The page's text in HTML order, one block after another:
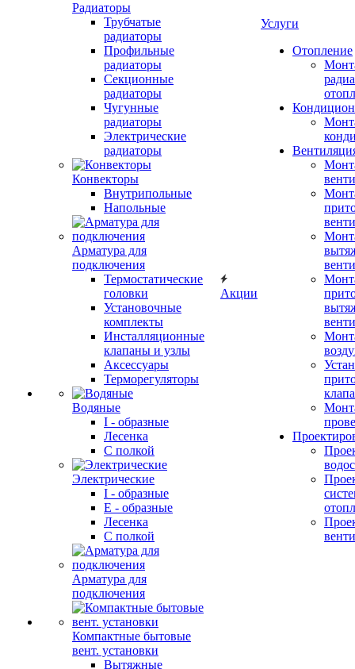
Радиаторы
Трубчатые
радиаторы
Профильные
радиаторы
Секционные
радиаторы
Чугунные
радиаторы
Электрические
радиаторы
Конвекторы
Внутрипольные
Напольные
Арматура для
подключения
Термостатические
головки
Установочные
комплекты
Инсталляционные
клапаны и узлы
Аксессуары
Терморегуляторы
Водяные
I - образные
Лесенка
С полкой
Электрические
I - образные
E - образные
Лесенка
С полкой
Арматура для
подключения
Компактные бытовые
вент. установки
Вытяжные
Акции
Услуги
Отопление